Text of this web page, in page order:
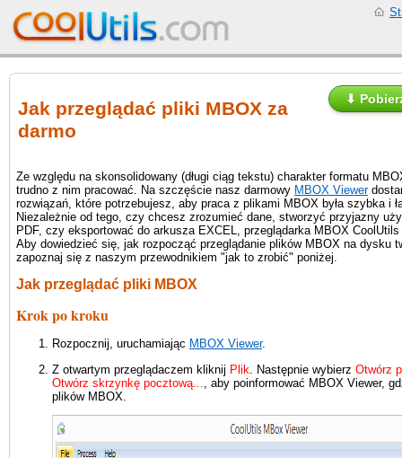
Jak przeglądać pliki MBOX za
darmo
⬇
Ze względu na skonsolidowany (długi ciąg tekstu) charakter formatu
trudno z nim pracować. Na szczęście nasz darmowy MBOX Viewer
rozwiązań, które potrzebujesz, aby praca z plikami MBOX była szybka i
Niezależnie od tego, czy chcesz zrozumieć dane, stworzyć przyjazny
PDF, czy eksportować do arkusza EXCEL, przeglądarka MBOX
Aby dowiedzieć się, jak rozpocząć przeglądanie plików MBOX na dysku
zapoznaj się z naszym przewodnikiem "jak to zrobić" poniżej.
Jak przeglądać pliki MBOX
Krok po kroku
Rozpocznij, uruchamiając MBOX Viewer.
Z otwartym przeglądaczem kliknij Plik . Następnie wybierz Otwórz
Otwórz skrzynkę pocztową...
, aby poinformować MBOX Viewer,
plików MBOX.